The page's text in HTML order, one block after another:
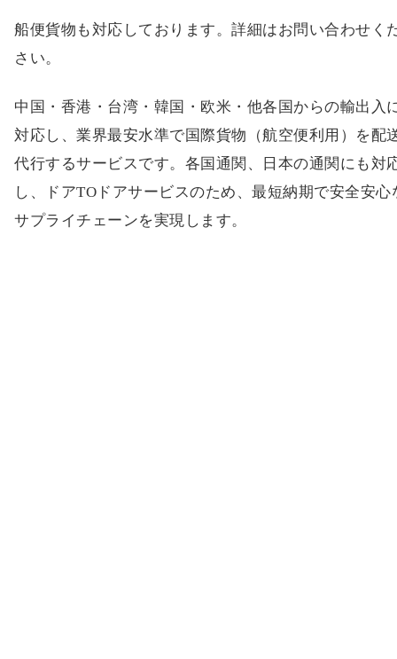
船便貨物も対応しております。詳細はお問い合わせく
さい。
中国・香港・台湾・韓国・欧米・他各国からの輸出入
対応し、業界最安水準で国際貨物（航空便利用）を配
代行するサービスです。各国通関、日本の通関にも対
し、ドアTOドアサービスのため、最短納期で安全安心
サプライチェーンを実現します。